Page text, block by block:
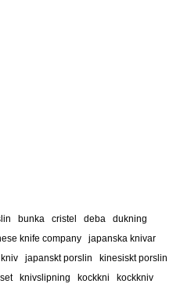
bunka cristel deba
dukning
knife company
japanska knivar
japanskt porslin
kinesiskt porslin
knivslipning kockkni kockkniv